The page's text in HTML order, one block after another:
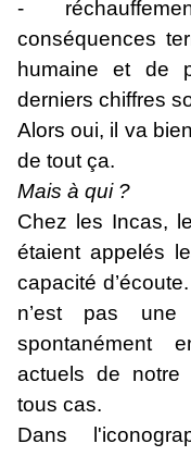
-
conséquences
humaine et de
derniers chiffres
Alors oui, il va
de tout ça.
Mais à qui ?
Chez les Incas,
étaient appelés
capacité
n’est pas
spontanément
actuels de notre
tous cas.
Dans